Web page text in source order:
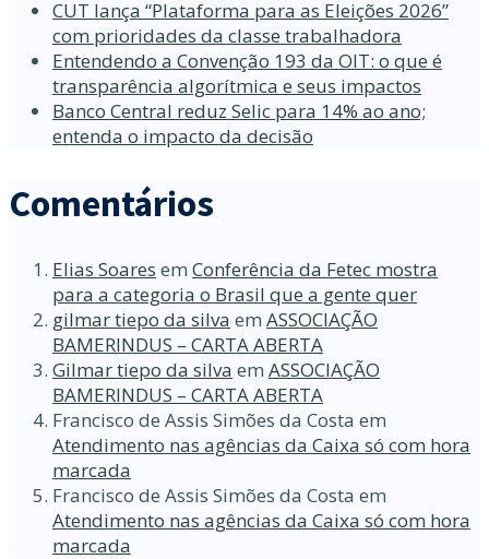
CUT lança “Plataforma para as Eleições 2026”
com prioridades da classe trabalhadora
Entendendo a Convenção 193 da OIT: o que é
transparência algorítmica e seus impactos
Banco Central reduz Selic para 14% ao ano;
entenda o impacto da decisão
Comentários
Elias Soares em Conferência da Fetec mostra
para a categoria o Brasil que a gente quer
gilmar tiepo da silva em ASSOCIAÇÃO
BAMERINDUS – CARTA ABERTA
Gilmar tiepo da silva em ASSOCIAÇÃO
BAMERINDUS – CARTA ABERTA
Francisco de Assis Simões da Costa em
Atendimento nas agências da Caixa só com hora
marcada
Francisco de Assis Simões da Costa em
Atendimento nas agências da Caixa só com hora
marcada